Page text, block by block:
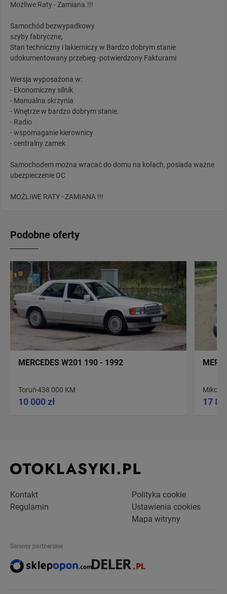
Możliwe Raty - Zamiana.!!!
Samochód bezwypadkowy
szyby fabryczne,
Stan techniczny i lakierniczy w Bardzo dobrym stanie
udokumentowany przebieg -potwierdzony Fakturami
Wersja wyposażona w:
- Ekonomiczny silnik
- Manualna skrzynia
- Wnętrze w bardzo dobrym stanie.
- Radio
- wspomaganie kierownicy
- centralny zamek
Samochodem można wracać do domu na kołach, posiada ważne
ubezpieczenie OC
MOŻLIWE RATY - ZAMIANA !!!
Podobne oferty
MERCEDES W201 190 - 1992
Toruń438 000 KM
10 000 zł 17
Kontakt
Regulamin
Polityka cookie
Ustawienia cookies
Mapa witryny
Serwisy partnerskie